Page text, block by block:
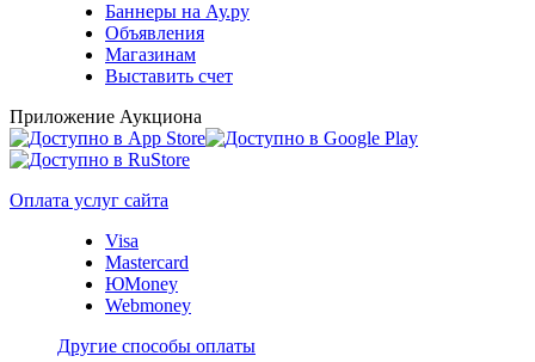
Баннеры на Ау.ру
Объявления
Магазинам
Выставить счет
Приложение Аукциона
Оплата услуг сайта
Visa
Mastercard
ЮMoney
Webmoney
Другие способы оплаты